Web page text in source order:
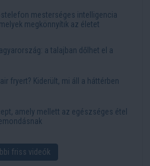
mesterséges intelligencia
megkönnyítik az életet
a talajban dőlhet el a
fryert? Kiderült, mi áll a háttérben
amely mellett az egészséges étel
friss videók